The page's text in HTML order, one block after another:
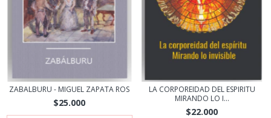
ZABALBURU - MIGUEL ZAPATA ROS
$25.000
LA CORPOREIDAD DEL ESPIRITU
MIRANDO LO I...
$22.000